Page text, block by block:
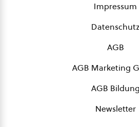
Impressum
Datenschutz
AGB
AGB Marketing
AGB Bildung
Newsletter